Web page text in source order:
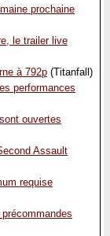
prochaine
le trailer live
à 792p (Titanfall)
performances
ouvertes
Assault
requise